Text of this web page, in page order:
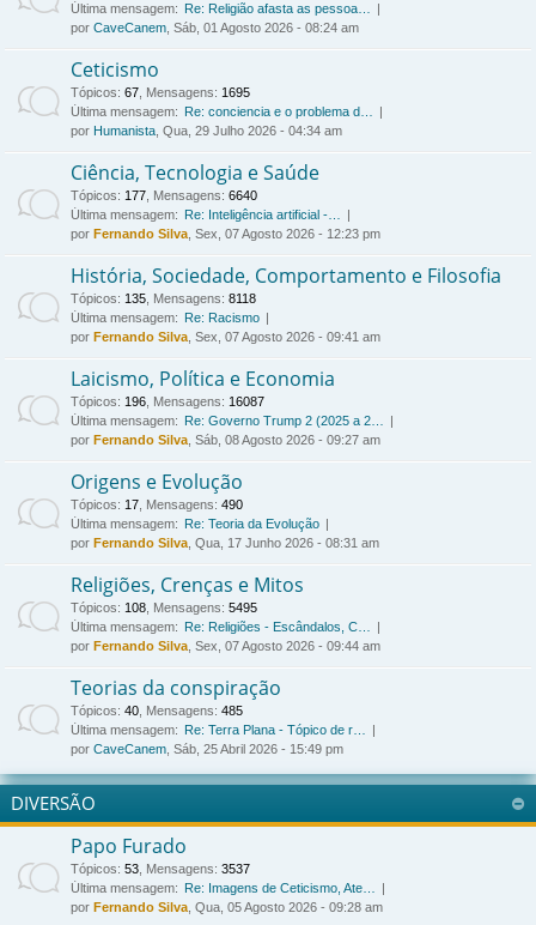
Última mensagem:
Re: Religião afasta as pessoa…
por CaveCanem, Sáb, 01 Agosto 2026 - 08:24 am
Ceticismo
Tópicos: 67, Mensagens: 1695
Última mensagem:
Re: conciencia e o problema d…
por Humanista, Qua, 29 Julho 2026 - 04:34 am
Ciência, Tecnologia e Saúde
Tópicos: 177, Mensagens: 6640
Última mensagem:
Re: Inteligência artificial -…
por Fernando Silva, Sex, 07 Agosto 2026 - 12:23 pm
História, Sociedade, Comportamento e Filosofia
Tópicos: 135, Mensagens: 8118
Última mensagem:
Re: Racismo
por Fernando Silva, Sex, 07 Agosto 2026 - 09:41 am
Laicismo, Política e Economia
Tópicos: 196, Mensagens: 16087
Última mensagem:
Re: Governo Trump 2 (2025 a 2…
por Fernando Silva, Sáb, 08 Agosto 2026 - 09:27 am
Origens e Evolução
Tópicos: 17, Mensagens: 490
Última mensagem:
Re: Teoria da Evolução
por Fernando Silva, Qua, 17 Junho 2026 - 08:31 am
Religiões, Crenças e Mitos
Tópicos: 108, Mensagens: 5495
Última mensagem:
Re: Religiões - Escândalos, C…
por Fernando Silva, Sex, 07 Agosto 2026 - 09:44 am
Teorias da conspiração
Tópicos: 40, Mensagens: 485
Última mensagem:
Re: Terra Plana - Tópico de r…
por CaveCanem, Sáb, 25 Abril 2026 - 15:49 pm
DIVERSÃO
Papo Furado
Tópicos: 53, Mensagens: 3537
Última mensagem:
Re: Imagens de Ceticismo, Ate…
por Fernando Silva, Qua, 05 Agosto 2026 - 09:28 am